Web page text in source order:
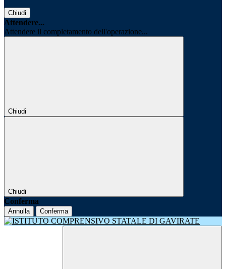
Chiudi
Attendere...
Attendere il completamento dell'operazione...
Chiudi
Chiudi
Conferma
Annulla Conferma